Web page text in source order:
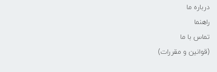
درباره ما
راهنما
تماس با ما
(قوانین و مقررات)